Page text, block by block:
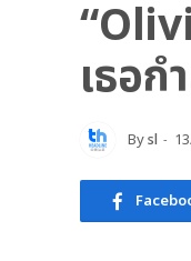
เธอ
Bysl